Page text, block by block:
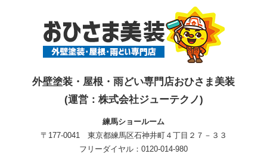
外壁塗装・屋根・雨どい専門店おひさま美装
(運営：株式会社ジューテクノ)
練馬ショールーム
〒177-0041 東京都練馬区石神井町４丁目２７－３３
フリーダイヤル：0120-014-980